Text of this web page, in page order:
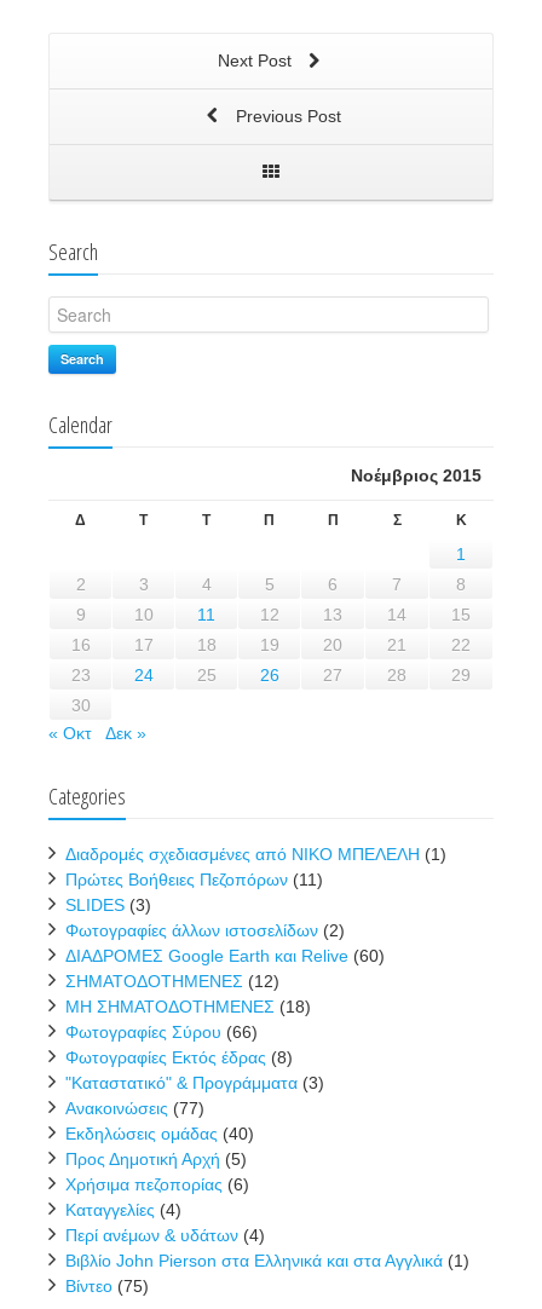
Next Post
Previous Post
Search
Search
Calendar
Νοέμβριος 2015
Δ Τ Τ Π Π Σ Κ
1
2
3 4 5 6 7
8
9
10 11 12 13 14
15
16
17 18 19 20 21
22
23
24 25 26 27 28
29
30
« Οκτ
Δεκ »
Categories
Διαδρομές σχεδιασμένες από ΝΙΚΟ ΜΠΕΛΕΛΗ (1)
Πρώτες Βοήθειες Πεζοπόρων (11)
SLIDES (3)
Φωτογραφίες άλλων ιστοσελίδων (2)
ΔΙΑΔΡΟΜΕΣ Google Earth και Relive (60)
ΣΗΜΑΤΟΔΟΤΗΜΕΝΕΣ (12)
ΜΗ ΣΗΜΑΤΟΔΟΤΗΜΕΝΕΣ (18)
Φωτογραφίες Σύρου (66)
Φωτογραφίες Εκτός έδρας (8)
"Καταστατικό" & Προγράμματα (3)
Ανακοινώσεις (77)
Εκδηλώσεις ομάδας (40)
Προς Δημοτική Αρχή (5)
Χρήσιμα πεζοπορίας (6)
Καταγγελίες (4)
Περί ανέμων & υδάτων (4)
Βιβλίο John Pierson στα Ελληνικά και στα Αγγλικά (1)
Βίντεο (75)